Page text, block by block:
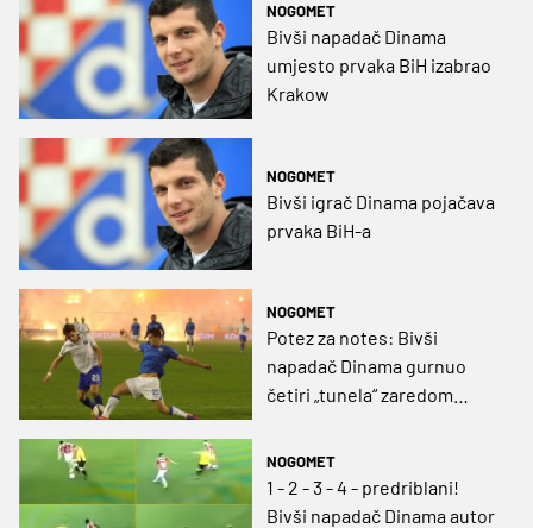
NOGOMET
Bivši napadač Dinama
umjesto prvaka BiH izabrao
Krakow
NOGOMET
Bivši igrač Dinama pojačava
prvaka BiH-a
NOGOMET
Potez za notes: Bivši
napadač Dinama gurnuo
četiri „tunela“ zaredom
NOGOMET
1 - 2 - 3 - 4 - predriblani!
Bivši napadač Dinama autor